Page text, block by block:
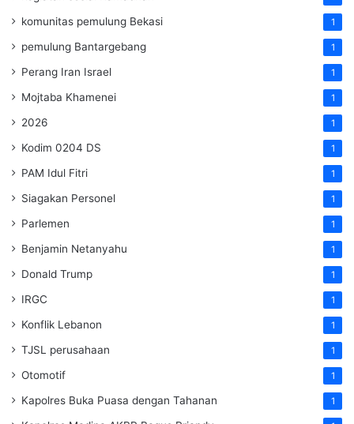
komunitas pemulung Bekasi 1
pemulung Bantargebang 1
Perang Iran Israel 1
Mojtaba Khamenei 1
2026 1
Kodim 0204 DS 1
PAM Idul Fitri 1
Siagakan Personel 1
Parlemen 1
Benjamin Netanyahu 1
Donald Trump 1
IRGC 1
Konflik Lebanon 1
TJSL perusahaan 1
Otomotif 1
Kapolres Buka Puasa dengan Tahanan 1